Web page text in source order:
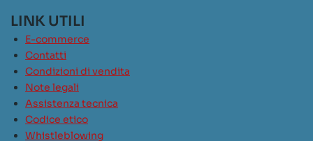
LINK UTILI
E-commerce
Contatti
Condizioni di vendita
Note legali
Assistenza tecnica
Codice etico
Whistleblowing